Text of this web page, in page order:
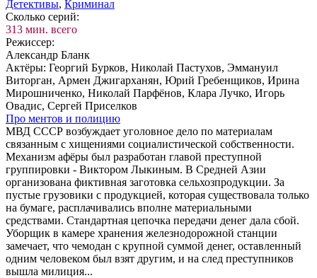
Де­тек­ти­вы, Кри­ми­нал
Сколь­ко се­рий:
313 мин. всего
Ре­жис­сер:
Александр Бланк
Ак­тё­ры: Георгий Бурков, Николай Пастухов, Эммануил
Виторган, Армен Джигарханян, Юрий Гребенщиков, Ирина
Мирошниченко, Николай Парфёнов, Клара Лучко, Игорь
Овадис, Сергей Приселков
Про мен­тов и по­ли­цию
МВД СССР возбуждает уголовное дело по материалам
связанным с хищениями социалистической собственности.
Механизм афёры был разработан главой преступной
группировки - Виктором Лыкиным. В Средней Азии
организована фиктивная заготовка сельхозпродукции. За
пустые грузовики с продукцией, которая существовала только
на бумаге, расплачивались вполне материальными
средствами. Стандартная цепочка передачи денег дала сбой.
Уборщик в камере хранения железнодорожной станции
замечает, что чемодан с крупной суммой денег, оставленный
одним человеком был взят другим, и на след преступников
вышла милиция...